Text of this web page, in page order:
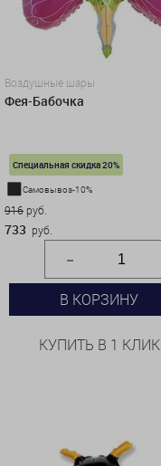
Воздушные шары
Фея-Бабочка
Специальная скидка 20%
Самовывоз-10%
916 руб.
733 руб.
В КОРЗИНУ
КУПИТЬ В 1 КЛИК